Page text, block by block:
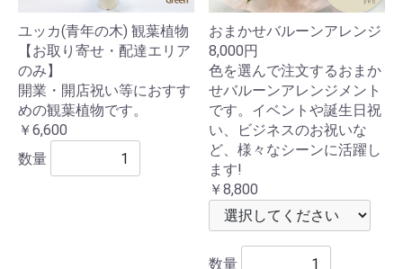
ユッカ(青年の木) 観葉植物
【お取り寄せ・配達エリア
のみ】
開業・開店祝い等におすす
めの観葉植物です。
￥6,600
数量
おまかせバルーンアレンジ
8,000円
色を選んで注文するおまか
せバルーンアレンジメント
です。イベントや誕生日祝
い、ビジネスのお祝いな
ど、様々なシーンに活躍し
ます!
￥8,800
数量